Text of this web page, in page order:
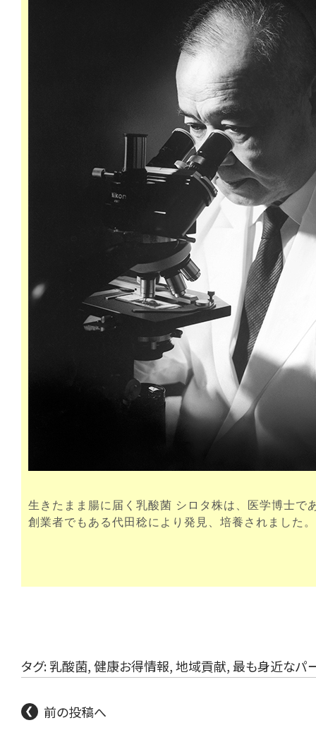
生きたまま腸に届く乳酸菌 シロタ株は、医学博士で
創業者でもある代田稔により発見、培養されました。
タグ:乳酸菌,健康お得情報,地域貢献,最も身近なパ
前の投稿へ